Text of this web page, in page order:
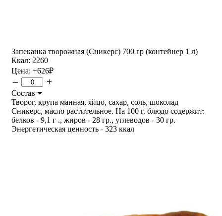
Запеканка творожная (Сникерс) 700 гр (контейнер 1 л)
Ккал: 2260
Цена: +626₽
– +
Состав
Творог, крупа манная, яйцо, сахар, соль, шоколад
Сникерс, масло растительное. На 100 г. блюдо содержит:
белков - 9,1 г ., жиров - 28 гр., углеводов - 30 гр.
Энергетическая ценность - 323 ккал